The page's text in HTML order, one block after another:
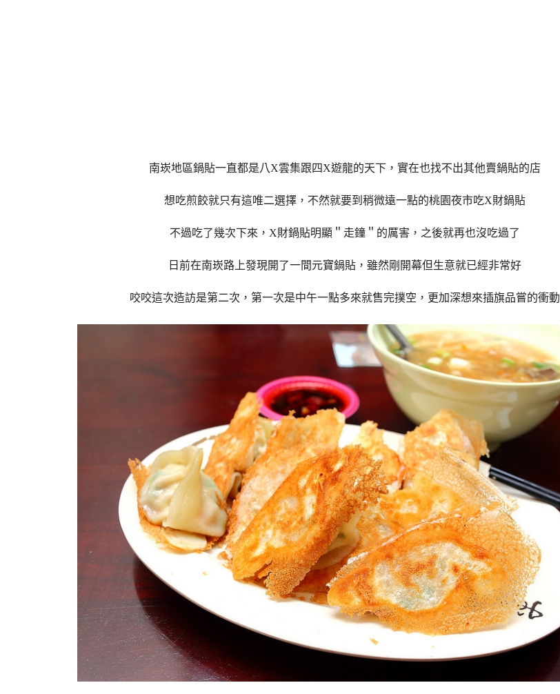
南崁地區鍋貼一直都是八X雲集跟四X遊龍的天下，實在也找不出其他賣鍋貼的店
想吃煎餃就只有這唯二選擇，不然就要到稍微遠一點的桃園夜市吃X財鍋貼
不過吃了幾次下來，X財鍋貼明顯＂走鐘＂的厲害，之後就再也沒吃過了
日前在南崁路上發現開了一間元寶鍋貼，雖然剛開幕但生意就已經非常好
咬咬這次造訪是第二次，第一次是中午一點多來就售完撲空，更加深想來插旗品嘗的衝動